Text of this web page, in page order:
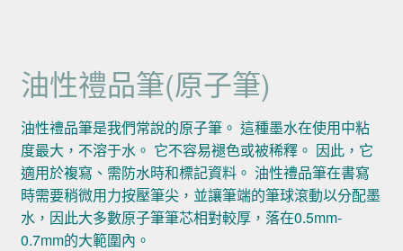
油性禮品筆(原子筆)
油性禮品筆是我們常說的原子筆。 這種墨水在使用中粘
度最大，不溶于水。 它不容易褪色或被稀釋。 因此，它
適用於複寫、需防水時和標記資料。 油性禮品筆在書寫
時需要稍微用力按壓筆尖，並讓筆端的筆球滾動以分配墨
水，因此大多數原子筆筆芯相對較厚，落在0.5mm-
0.7mm的大範圍內。